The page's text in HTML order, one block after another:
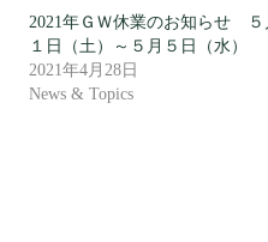
2021年ＧＷ休業のお知らせ ５
１日（土）～５月５日（水）
2021年4月28日
News & Topics